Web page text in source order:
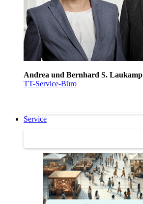
Andrea und Bernhard S. Laukamp
TT-Service-Büro
Service